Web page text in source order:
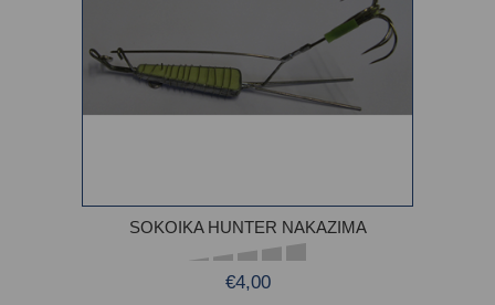
SOKOIKA HUNTER NAKAZIMA
€4,00